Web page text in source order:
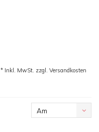
* Inkl. MwSt. zzgl. Versandkosten
Am